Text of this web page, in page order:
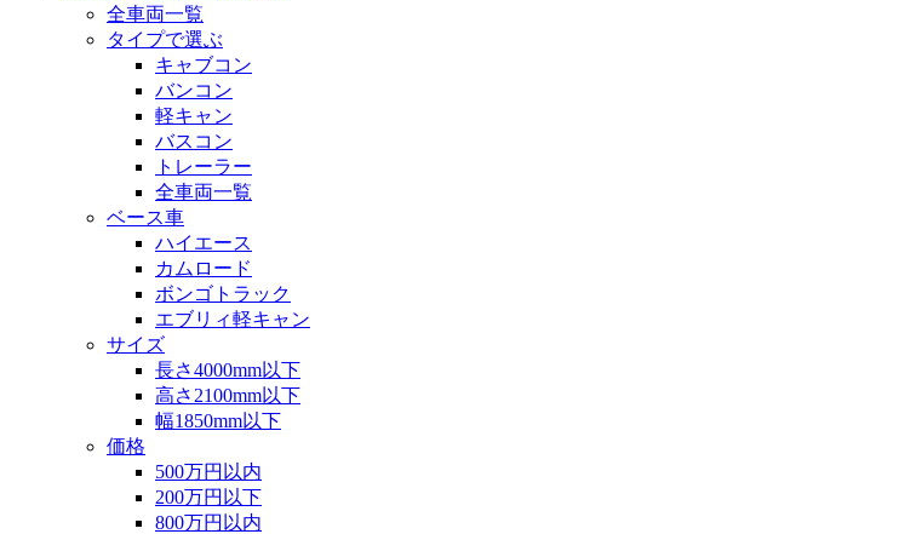
全車両一覧
タイプで選ぶ
キャブコン
バンコン
軽キャン
バスコン
トレーラー
全車両一覧
ベース車
ハイエース
カムロード
ボンゴトラック
エブリィ軽キャン
サイズ
長さ4000mm以下
高さ2100mm以下
幅1850mm以下
価格
500万円以内
200万円以下
800万円以内